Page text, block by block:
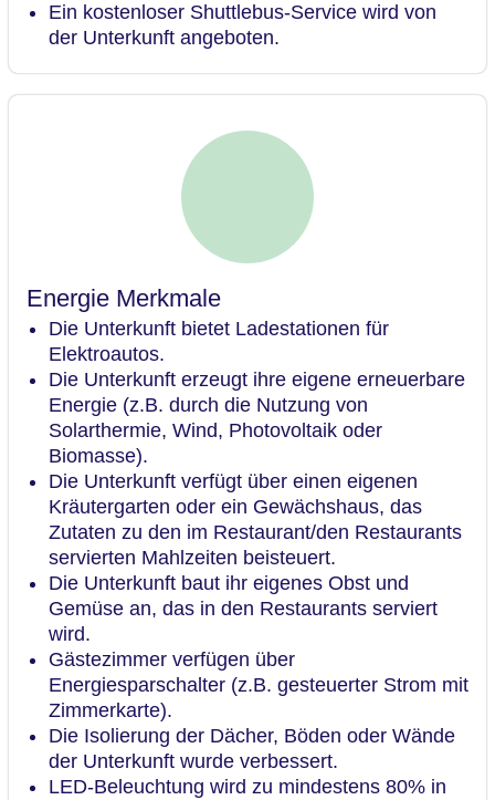
Ein kostenloser Shuttlebus-Service wird von
der Unterkunft angeboten.
Energie Merkmale
Die Unterkunft bietet Ladestationen für
Elektroautos.
Die Unterkunft erzeugt ihre eigene erneuerbare
Energie (z.B. durch die Nutzung von
Solarthermie, Wind, Photovoltaik oder
Biomasse).
Die Unterkunft verfügt über einen eigenen
Kräutergarten oder ein Gewächshaus, das
Zutaten zu den im Restaurant/den Restaurants
servierten Mahlzeiten beisteuert.
Die Unterkunft baut ihr eigenes Obst und
Gemüse an, das in den Restaurants serviert
wird.
Gästezimmer verfügen über
Energiesparschalter (z.B. gesteuerter Strom mit
Zimmerkarte).
Die Isolierung der Dächer, Böden oder Wände
der Unterkunft wurde verbessert.
LED-Beleuchtung wird zu mindestens 80% in